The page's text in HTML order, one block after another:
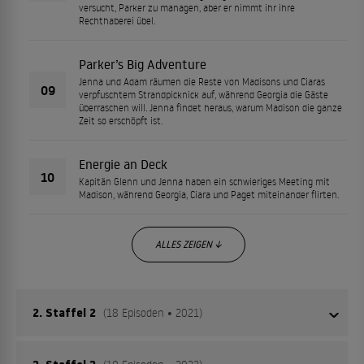
versucht, Parker zu managen, aber er nimmt ihr ihre
Rechthaberei übel.
09
Parker’s Big Adventure
Jenna und Adam räumen die Reste von Madisons und Ciaras
verpfuschtem Strandpicknick auf, während Georgia die Gäste
überraschen will. Jenna findet heraus, warum Madison die ganze
Zeit so erschöpft ist.
10
Energie an Deck
Kapitän Glenn und Jenna haben ein schwieriges Meeting mit
Madison, während Georgia, Ciara und Paget miteinander flirten.
ALLES ZEIGEN ↓
2. Staffel 2 (18 Episoden • 2021)